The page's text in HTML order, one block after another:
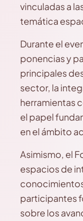
vinculadas a
temática
Durante el
ponencias y
principales
sector, la
herramientas
el papel
en el ámbito
Asimismo, el
espacios de
participantes
sobre los